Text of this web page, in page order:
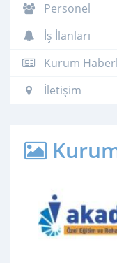
Personel
İş İlanları
Kurum
İletişim